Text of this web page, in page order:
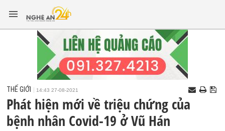
THẾ GIỚI 14:43 27-08-2021
Phát hiện mới về triệu chứng của
bệnh nhân Covid-19 ở Vũ Hán